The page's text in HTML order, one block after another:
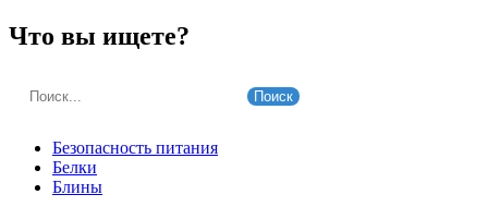
Что вы ищете?
Поиск
Безопасность питания
Белки
Блины